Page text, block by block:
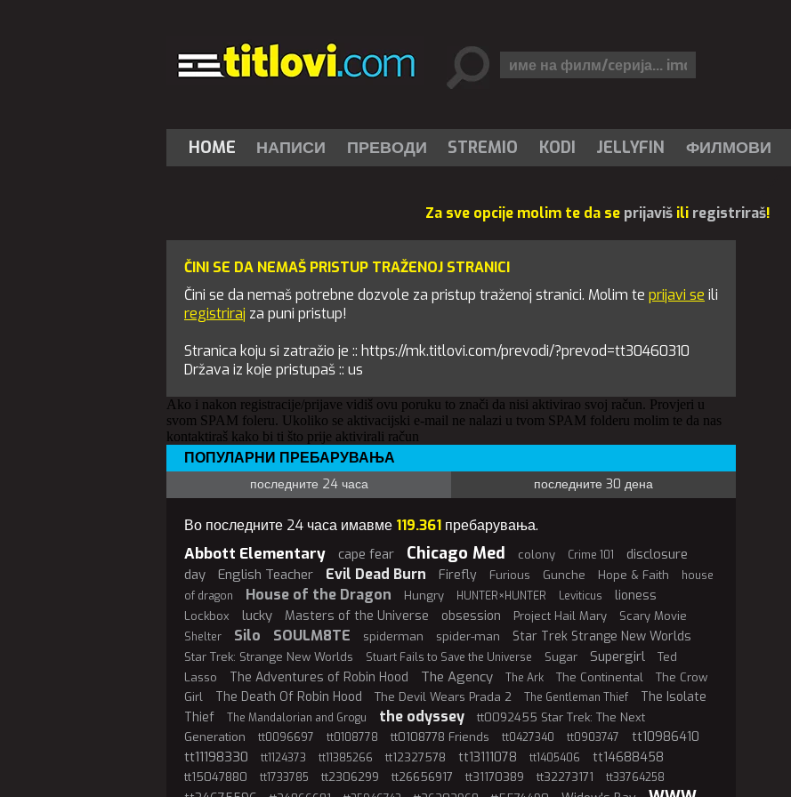
HOME НАПИСИ ПРЕВОДИ STREMIO KODI JELLYFIN ФИЛМОВИ
Za sve opcije molim te da se prijaviš ili registriraš!
ČINI SE DA NEMAŠ PRISTUP TRAŽENOJ STRANICI
Čini se da nemaš potrebne dozvole za pristup traženoj stranici. Molim te prijavi se ili
registriraj za puni pristup!
Stranica koju si zatražio je :: https://mk.titlovi.com/prevodi/?prevod=tt30460310
Država iz koje pristupaš :: us
Ako i nakon registracije/prijave vidiš ovu poruku to znači da nisi aktivirao svoj račun. Provjeri u
svom SPAM foleru. Ukoliko se aktivacijski e-mail ne nalazi u tvom SPAM folderu molim te da nas
kontaktiraš kako bi ti što prije aktivirali račun
ПОПУЛАРНИ ПРЕБАРУВАЊА
последните 24 часа последните 30 дена
Во последните 24 часа имавме 119.361 пребарувања.
Abbott Elementary cape fear Chicago Med colony Crime 101
disclosure
day
English Teacher Evil Dead Burn Firefly Furious Gunche Hope & Faith
house
of dragon
House of the Dragon Hungry HUNTER×HUNTER Leviticus lioness
Lockbox lucky Masters of the Universe obsession Project Hail Mary Scary Movie
Shelter Silo SOULM8TE spiderman spider-man Star Trek Strange New Worlds
Star Trek: Strange New Worlds Stuart Fails to Save the Universe Sugar Supergirl
Ted
Lasso
The Adventures of Robin Hood The Agency The Ark The Continental
The Crow
Girl
The Death Of Robin Hood The Devil Wears Prada 2 The Gentleman Thief
The Isolate
Thief
The Mandalorian and Grogu the odyssey
tt0092455 Star Trek: The Next
Generation
tt0096697 tt0108778 tt0108778 Friends tt0427340 tt0903747 tt10986410
tt11198330 tt1124373 tt11385266 tt12327578 tt13111078 tt1405406 tt14688458
tt15047880 tt1733785 tt2306299 tt26656917 tt31170389 tt32273171 tt33764258